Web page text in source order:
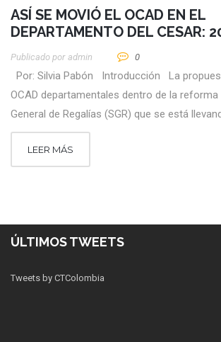
ASÍ SE MOVIÓ EL OCAD EN EL
DEPARTAMENTO DEL CESAR:
Publicado por Admin 0
Por: Silvia Pabón Introducción La
OCAD departamentales dentro de la
General de Regalías (SGR) que se está
LEER MÁS
ÚLTIMOS TWEETS
Tweets by CTColombia